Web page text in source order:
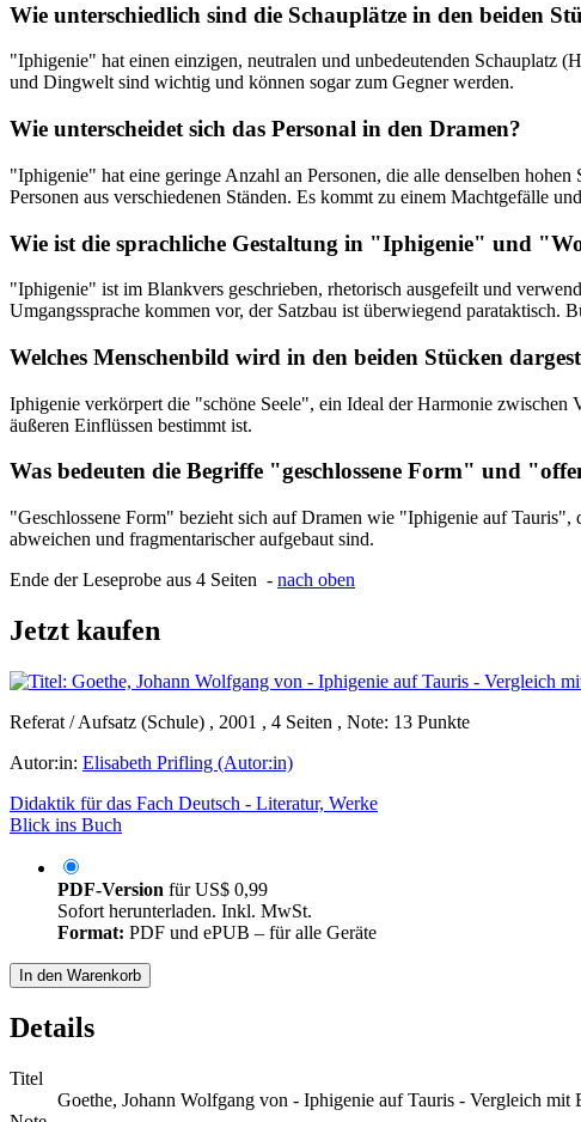
Wie unterschiedlich sind die Schauplätze in den beiden
"Iphigenie" hat einen einzigen, neutralen und unbedeutenden Schauplatz
und Dingwelt sind wichtig und können sogar zum Gegner werden.
Wie unterscheidet sich das Personal in den Dramen?
"Iphigenie" hat eine geringe Anzahl an Personen, die alle denselben
Personen aus verschiedenen Ständen. Es kommt zu einem Machtgefälle
Wie ist die sprachliche Gestaltung in "Iphigenie" und
"Iphigenie" ist im Blankvers geschrieben, rhetorisch ausgefeilt und
Umgangssprache kommen vor, der Satzbau ist überwiegend parataktisch.
Welches Menschenbild wird in den beiden Stücken
Iphigenie verkörpert die "schöne Seele", ein Ideal der Harmonie
äußeren Einflüssen bestimmt ist.
Was bedeuten die Begriffe "geschlossene Form" und
"Geschlossene Form" bezieht sich auf Dramen wie "Iphigenie auf
abweichen und fragmentarischer aufgebaut sind.
Ende der Leseprobe aus 4 Seiten - nach oben
Jetzt kaufen
Referat / Aufsatz (Schule) , 2001 , 4 Seiten , Note: 13 Punkte
Autor:in: Elisabeth Prifling (Autor:in)
Didaktik für das Fach Deutsch - Literatur, Werke
Blick ins Buch
PDF-Version fürUS$ 0,99
Sofort herunterladen. Inkl. MwSt.
Format: PDF und ePUB – für alle Geräte
In den Warenkorb
Details
Titel
Goethe, Johann Wolfgang von - Iphigenie auf Tauris - Vergleich mit